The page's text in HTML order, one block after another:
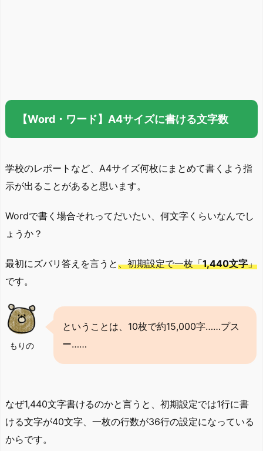
【Word・ワード】A4サイズに書ける文字数
学校のレポートなど、A4サイズ何枚にまとめて書くよう指
示が出ることがあると思います。
Wordで書く場合それってだいたい、何文字くらいなんでし
ょうか？
最初にズバリ答えを言うと、初期設定で一枚「1,440文字」
です。
もりの
ということは、10枚で約15,000字……プス
ー……
なぜ1,440文字書けるのかと言うと、初期設定では1行に書
ける文字が40文字、一枚の行数が36行の設定になっている
からです。